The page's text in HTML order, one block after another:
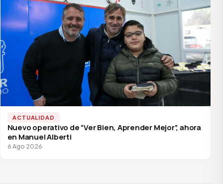
ACTUALIDAD
Nuevo operativo de “Ver Bien, Aprender Mejor”, ahora
en Manuel Alberti
6 Ago 2026